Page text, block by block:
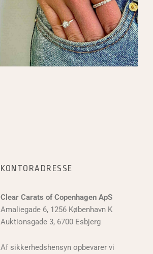
KONTORADRESSE
Clear Carats of Copenhagen ApS
Amaliegade 6, 1256 København K
Auktionsgade 3, 6700 Esbjerg
Af sikkerhedshensyn opbevarer vi